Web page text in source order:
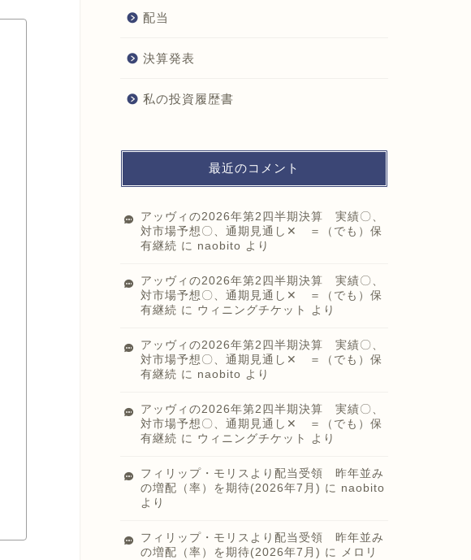
配当
決算発表
私の投資履歴書
最近のコメント
アッヴィの2026年第2四半期決算 実績〇、
対市場予想〇、通期見通し✕ ＝（でも）保
有継続 に naobito より
アッヴィの2026年第2四半期決算 実績〇、
対市場予想〇、通期見通し✕ ＝（でも）保
有継続 に ウィニングチケット より
アッヴィの2026年第2四半期決算 実績〇、
対市場予想〇、通期見通し✕ ＝（でも）保
有継続 に naobito より
アッヴィの2026年第2四半期決算 実績〇、
対市場予想〇、通期見通し✕ ＝（でも）保
有継続 に ウィニングチケット より
フィリップ・モリスより配当受領 昨年並み
の増配（率）を期待(2026年7月) に naobito
より
フィリップ・モリスより配当受領 昨年並み
の増配（率）を期待(2026年7月) に メロリ